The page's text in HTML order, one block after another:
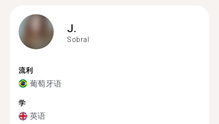
J.
Sobral
流利
葡萄牙语
学
英语